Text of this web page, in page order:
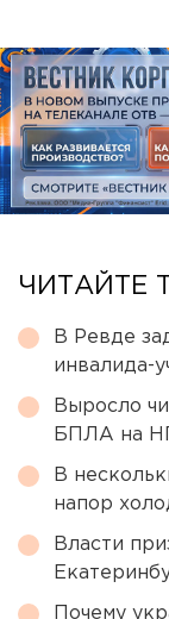
ЧИТАЙТЕ
В Ревде
инвалида-
Выросло
БПЛА на
В
напор
Власти
Почему